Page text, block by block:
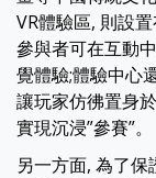
VR體驗區, 則設
參與者可在互動
覺體驗;體驗中心
讓玩家仿彿置身
實現沉浸”參賽”。
另一方面, 為了